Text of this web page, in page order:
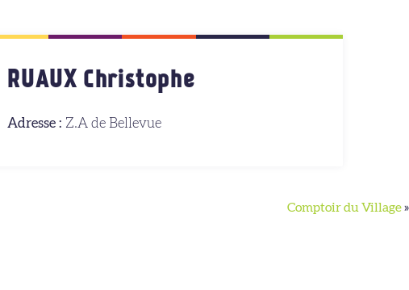
RUAUX Christophe
Adresse : Z.A de Bellevue
Comptoir du Village»